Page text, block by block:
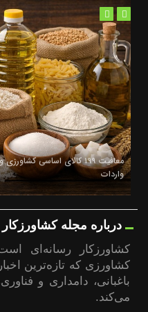
قیمت گوسفند زنده ۳۰ درصد کاهش یافت؛ گوشت ارزان نشد
درباره مجله کشاورزکار
کشاورزکار رسانه‌ای
کشاورزی که تازه‌ترین
باغبانی، دامداری و
می‌کند.